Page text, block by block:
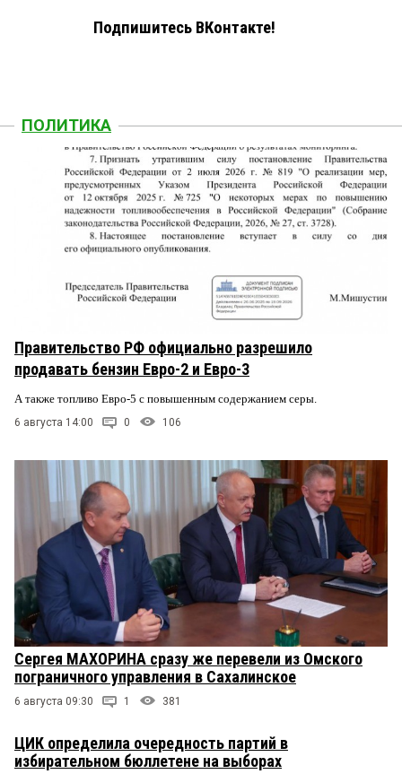
Подпишитесь ВКонтакте!
ПОЛИТИКА
Правительство РФ официально разрешило
продавать бензин Евро-2 и Евро-3
А также топливо Евро-5 с повышенным содержанием серы.
6 августа 14:00 0 106
Сергея МАХОРИНА сразу же перевели из Омского
пограничного управления в Сахалинское
6 августа 09:30 1 381
ЦИК определила очередность партий в
избирательном бюллетене на выборах